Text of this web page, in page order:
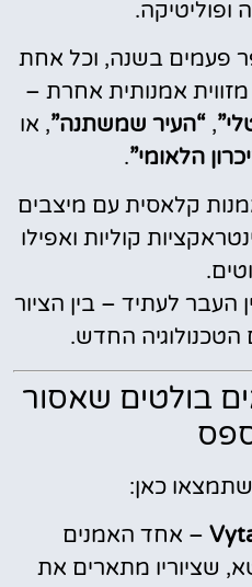
פעמים בשנה, וכל אחת
אמנותית אחרת –
, “העיר שמשתנה”, או
הלאומי”.
קלאסית עם מיצבים
קוליות ואפילו
העבר לעתיד – בין הציור
הטכנולוגיה החדש.
בולטים שאסור
כאן:
– אחד האמנים
שציוריו מתארים את